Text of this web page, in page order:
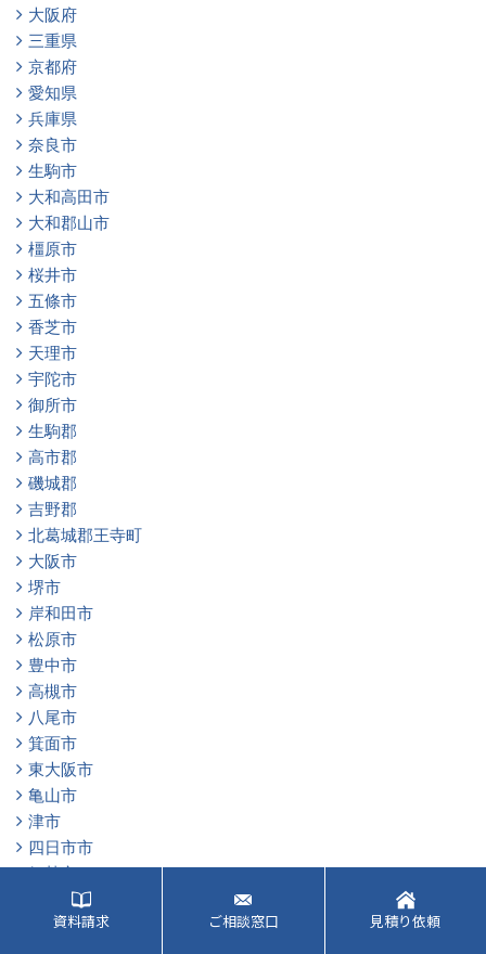
大阪府
三重県
京都府
愛知県
兵庫県
奈良市
生駒市
大和高田市
大和郡山市
橿原市
桜井市
五條市
香芝市
天理市
宇陀市
御所市
生駒郡
高市郡
磯城郡
吉野郡
北葛城郡王寺町
大阪市
堺市
岸和田市
松原市
豊中市
高槻市
八尾市
箕面市
東大阪市
亀山市
津市
四日市市
伊勢市
鈴鹿市
名張市
資料請求 ご相談窓口 見積り依頼